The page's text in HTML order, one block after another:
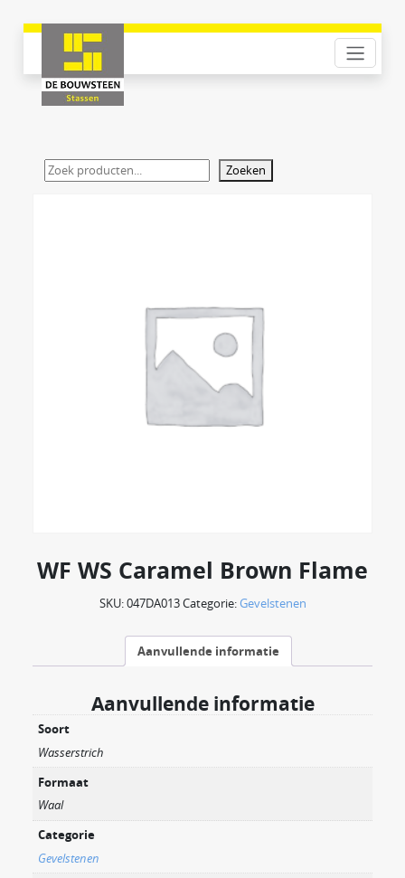
Zoeken
WF WS Caramel Brown Flame
SKU:047DA013Categorie:Gevelstenen
Aanvullende informatie
Aanvullende informatie
Soort
Wasserstrich
Formaat
Waal
Categorie
Gevelstenen